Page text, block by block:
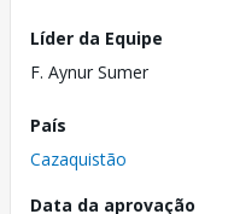
Líder da Equipe
F. Aynur Sumer
País
Cazaquistão
Data da aprovação